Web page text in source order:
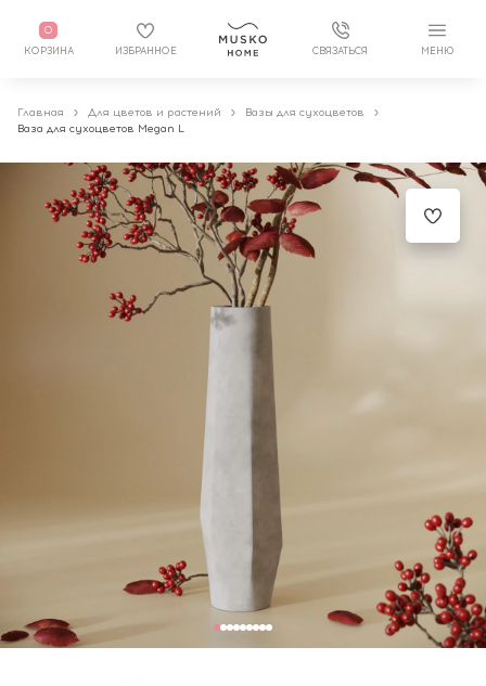
0
КОРЗИНА ИЗБРАННОЕ СВЯЗАТЬСЯ МЕНЮ
Главная Для цветов и растений
Вазы для сухоцветов
Ваза для сухоцветов Megan L